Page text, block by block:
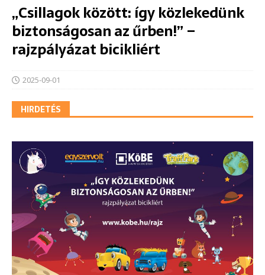
„Csillagok között: így közlekedünk
biztonságosan az űrben!” –
rajzpályázat bicikliért
2025-09-01
HIRDETÉS